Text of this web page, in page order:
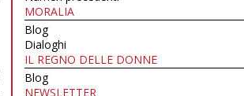
MORALIA
Blog
Dialoghi
IL REGNO DELLE DONNE
Blog
NEWSLETTER